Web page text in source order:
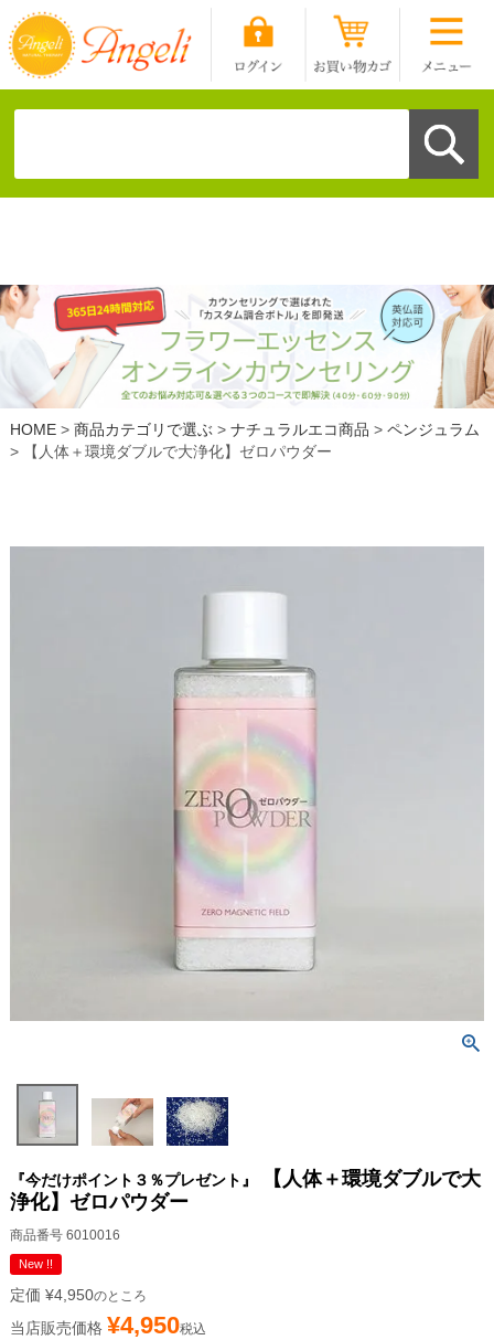
HOME 商品カテゴリで選ぶ ナチュラルエコ商品
ペンジュラム
【人体＋環境ダブルで大浄化】ゼロパウダー
『今だけポイント３％プレゼント』
【人体＋環境ダブルで大
浄化】ゼロパウダー
商品番号 6010016
New !!
定価 ¥4,950のところ
当店販売価格 ¥4,950税込